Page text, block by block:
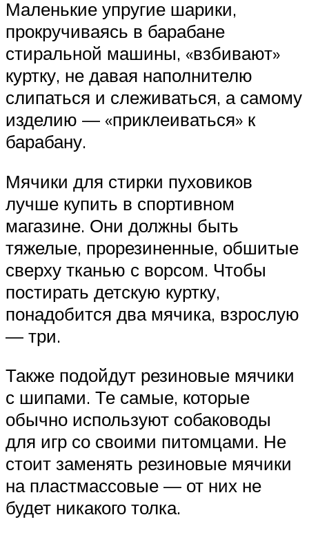
Маленькие упругие шарики,
прокручиваясь в барабане
стиральной машины, «взбивают»
куртку, не давая наполнителю
слипаться и слеживаться, а самому
изделию — «приклеиваться» к
барабану.
Мячики для стирки пуховиков
лучше купить в спортивном
магазине. Они должны быть
тяжелые, прорезиненные, обшитые
сверху тканью с ворсом. Чтобы
постирать детскую куртку,
понадобится два мячика, взрослую
— три.
Также подойдут резиновые мячики
с шипами. Те самые, которые
обычно используют собаководы
для игр со своими питомцами. Не
стоит заменять резиновые мячики
на пластмассовые — от них не
будет никакого толка.